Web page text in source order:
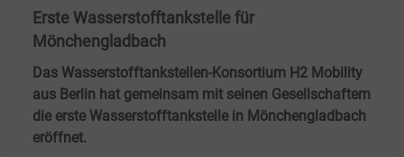
Erste Wasserstofftankstelle für
Mönchengladbach
Das Wasserstofftankstellen-Konsortium H2 Mobility
aus Berlin hat gemeinsam mit seinen Gesellschaftern
die erste Wasserstofftankstelle in Mönchengladbach
eröffnet.